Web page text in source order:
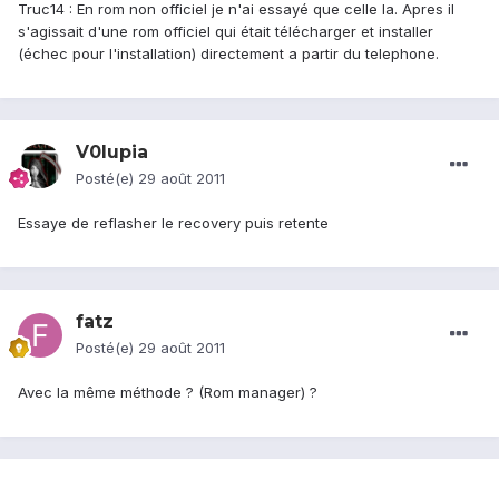
Truc14 : En rom non officiel je n'ai essayé que celle la. Apres il
s'agissait d'une rom officiel qui était télécharger et installer
(échec pour l'installation) directement a partir du telephone.
V0lupia
Posté(e) 29 août 2011
Essaye de reflasher le recovery puis retente
fatz
Posté(e) 29 août 2011
Avec la même méthode ? (Rom manager) ?